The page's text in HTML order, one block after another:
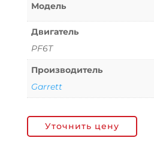
Модель
Двигатель
PF6T
Производитель
Garrett
Уточнить цену